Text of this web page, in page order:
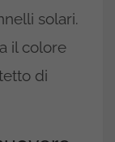
solari.
il colore
di